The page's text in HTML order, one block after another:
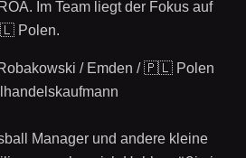
Im Team liegt der Fokus auf
Polen.
/ Emden / 🇵🇱 Polen
Manager und andere kleine